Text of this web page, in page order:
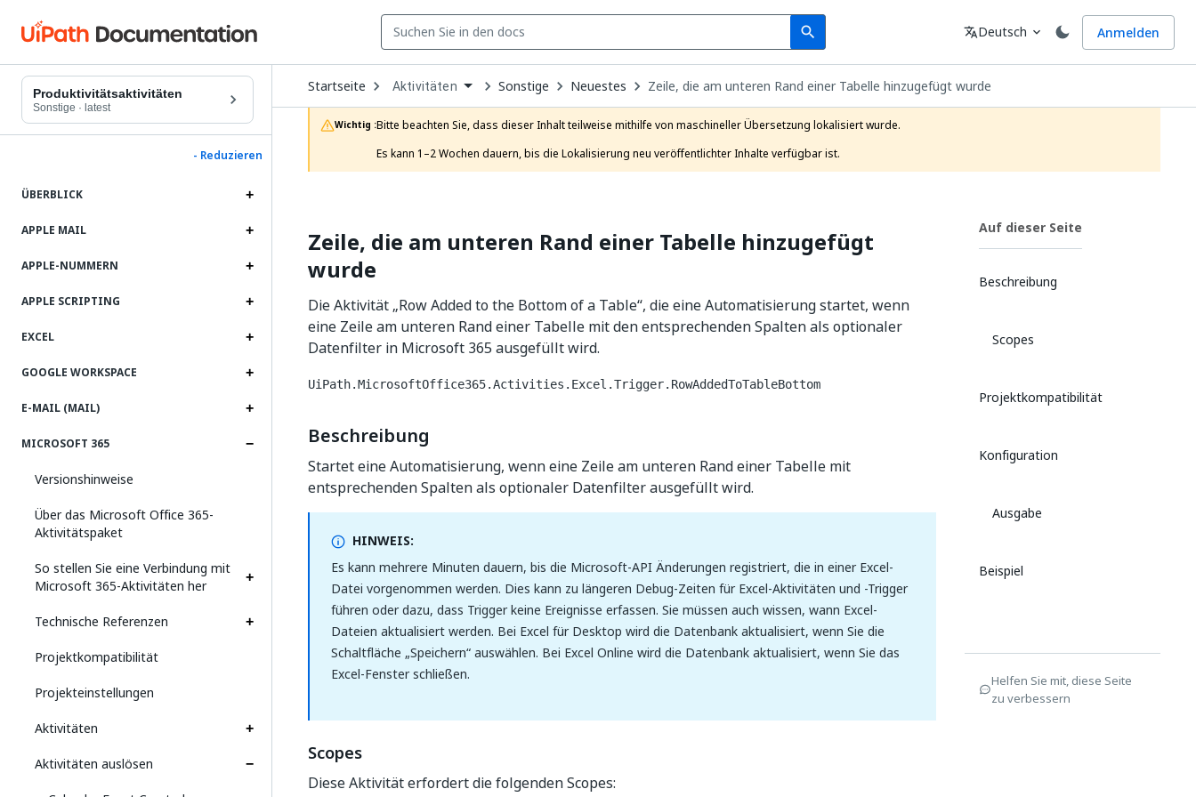
search
Search Sprache
translateDeutsch expand_more Anmelden
Produktivitätsaktivitäten
Sonstige · latest
- Reduzieren
ÜBERBLICK
APPLE MAIL
APPLE-NUMMERN
APPLE SCRIPTING
EXCEL
GOOGLE WORKSPACE
E-MAIL (MAIL)
MICROSOFT 365
Versionshinweise
Über das Microsoft Office 365-
Aktivitätspaket
So stellen Sie eine Verbindung mit
Microsoft 365-Aktivitäten her
Technische Referenzen
Projektkompatibilität
Projekteinstellungen
Aktivitäten
Aktivitäten auslösen
Startseite Open
Dropdown
to
choose
product
Aktivitäten Sonstige Neuestes Zeile, die am unteren Rand einer Tabelle hinzugefügt wurde
Wichtig :Bitte beachten Sie, dass dieser Inhalt teilweise mithilfe von maschineller Übersetzung lokalisiert wurde.
Es kann 1–2 Wochen dauern, bis die Lokalisierung neu veröffentlichter Inhalte verfügbar ist.
Zeile, die am unteren Rand einer Tabelle hinzugefügt
wurde
Die Aktivität „Row Added to the Bottom of a Table“, die eine Automatisierung startet, wenn
eine Zeile am unteren Rand einer Tabelle mit den entsprechenden Spalten als optionaler
Datenfilter in Microsoft 365 ausgefüllt wird.
UiPath.MicrosoftOffice365.Activities.Excel.Trigger.RowAddedToTableBottom
Beschreibung
Startet eine Automatisierung, wenn eine Zeile am unteren Rand einer Tabelle mit
entsprechenden Spalten als optionaler Datenfilter ausgefüllt wird.
HINWEIS:
Es kann mehrere Minuten dauern, bis die Microsoft-API Änderungen registriert, die in einer Excel-
Datei vorgenommen werden. Dies kann zu längeren Debug-Zeiten für Excel-Aktivitäten und -Trigger
führen oder dazu, dass Trigger keine Ereignisse erfassen. Sie müssen auch wissen, wann Excel-
Dateien aktualisiert werden. Bei Excel für Desktop wird die Datenbank aktualisiert, wenn Sie die
Schaltfläche „Speichern“ auswählen. Bei Excel Online wird die Datenbank aktualisiert, wenn Sie das
Excel-Fenster schließen.
Scopes
Diese Aktivität erfordert die folgenden Scopes:
Auf dieser Seite
Beschreibung
Scopes
Projektkompatibilität
Konfiguration
Ausgabe
Beispiel
Helfen Sie mit, diese Seite
zu verbessern